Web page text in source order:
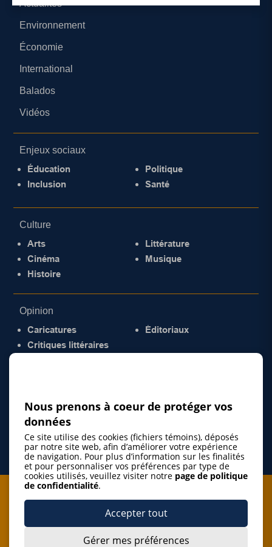
Actualités
Environnement
Économie
International
Balados
Vidéos
Enjeux sociaux
Éducation
Inclusion
Politique
Santé
Culture
Arts
Cinéma
Histoire
Littérature
Musique
Opinion
Caricatures
Critiques littéraires
Éditoriaux
Je m'abonne à l'infolettre
Nous prenons à coeur de protéger vos
données
Ce site utilise des cookies (fichiers témoins), déposés
par notre site web, afin d’améliorer votre expérience
de navigation. Pour plus d’information sur les finalités
et pour personnaliser vos préférences par type de
cookies utilisés, veuillez visiter notre page de politique
de confidentialité.
Accepter tout
Gérer mes préférences